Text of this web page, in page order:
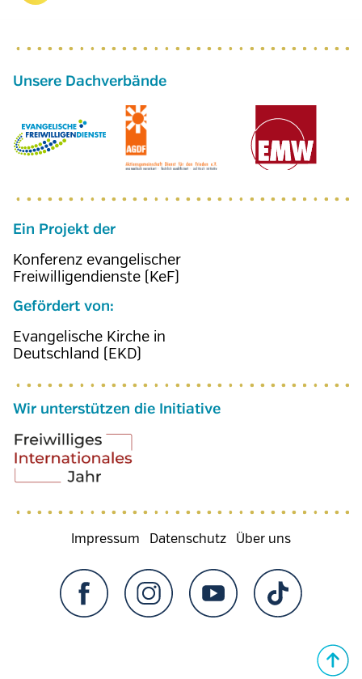
Ein Projekt der
Konferenz evangelischer
Freiwilligendienste (KeF)
Gefördert von:
Evangelische Kirche in
Deutschland (EKD)
Wir unterstützen die Initiative
Fußzeilenmenü
Impressum Datenschutz Über uns